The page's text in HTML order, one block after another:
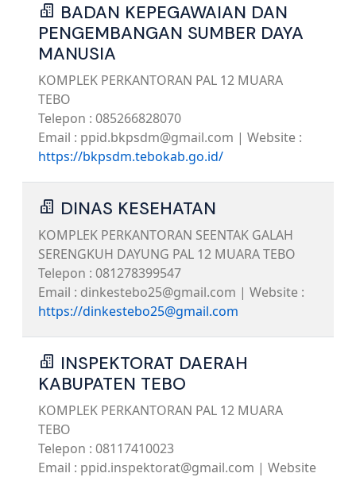
BADAN KEPEGAWAIAN DAN
PENGEMBANGAN SUMBER DAYA
MANUSIA
KOMPLEK PERKANTORAN PAL 12 MUARA
TEBO
Telepon : 085266828070
Email : ppid.bkpsdm@gmail.com | Website :
https://bkpsdm.tebokab.go.id/
DINAS KESEHATAN
KOMPLEK PERKANTORAN SEENTAK GALAH
SERENGKUH DAYUNG PAL 12 MUARA TEBO
Telepon : 081278399547
Email : dinkestebo25@gmail.com | Website :
https://dinkestebo25@gmail.com
INSPEKTORAT DAERAH
KABUPATEN TEBO
KOMPLEK PERKANTORAN PAL 12 MUARA
TEBO
Telepon : 08117410023
Email : ppid.inspektorat@gmail.com | Website